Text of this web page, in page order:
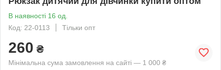
В наявності 16 од.
Код: 22-0113
Тільки опт
260 ₴
Мінімальна сума замовлення на сайті — 1 000 ₴